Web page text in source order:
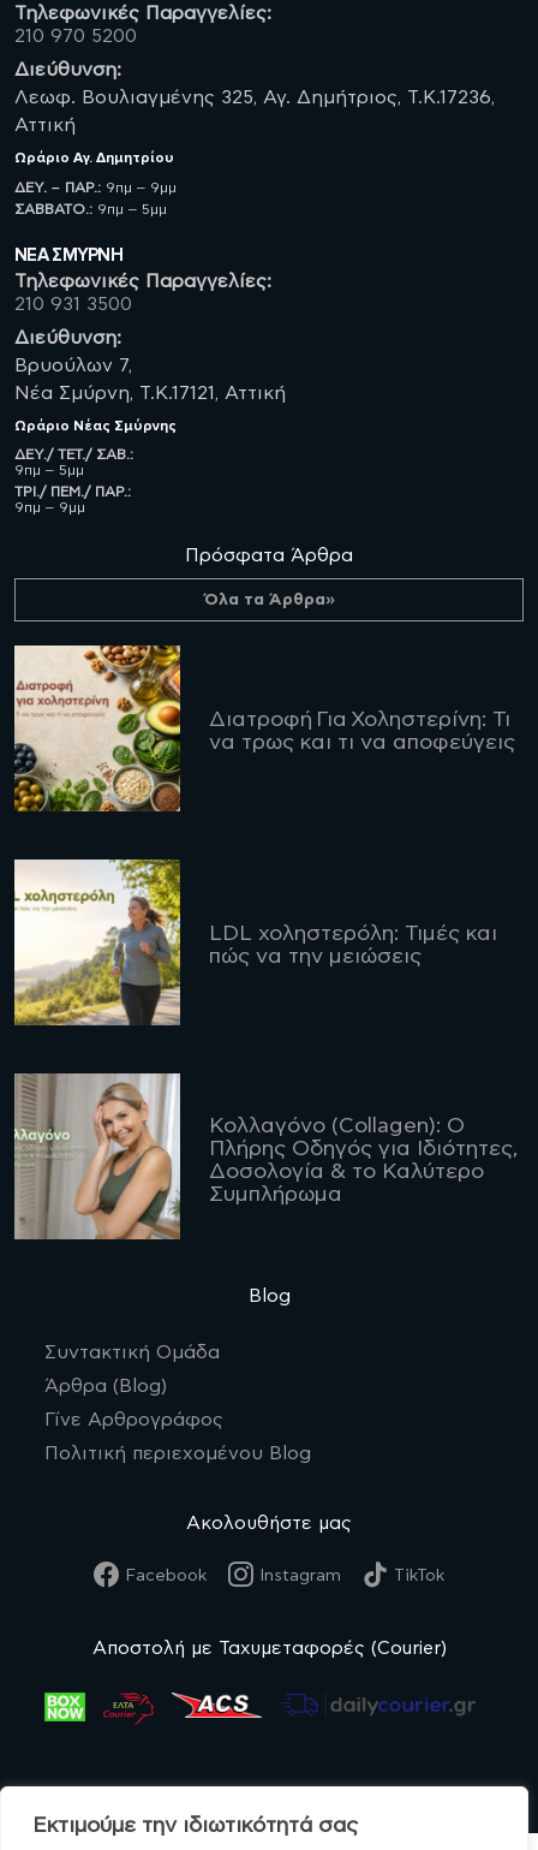
Εκτιμούμε την ιδιωτικότητά σας
Τηλεφωνικές Παραγγελίες:
210 970 5200
Διεύθυνση:
Λεωφ. Βουλιαγμένης 325, Αγ. Δημήτριος, Τ.Κ.17236,
Αττική
Ωράριο Αγ. Δημητρίου
ΔΕΥ. – ΠΑΡ.: 9πμ – 9μμ
ΣΑΒBATO.: 9πμ – 5μμ
ΝΈΑ ΣΜΥΡΝΗ
Τηλεφωνικές Παραγγελίες:
210 931 3500
Διεύθυνση:
Βρυούλων 7,
Νέα Σμύρνη, Τ.Κ.17121, Αττική
Ωράριο Νέας Σμύρνης
ΔΕΥ./ ΤΕΤ./ ΣΑΒ.:
9πμ – 5μμ
ΤΡΙ./ ΠΕΜ./ ΠΑΡ.:
9πμ – 9μμ
Πρόσφατα Άρθρα
Όλα τα Άρθρα»
Διατροφή Για Χοληστερίνη: Τι
να τρως και τι να αποφεύγεις
LDL χοληστερόλη: Τιμές και
πώς να την μειώσεις
Κολλαγόνο (Collagen): Ο
Πλήρης Οδηγός για Ιδιότητες,
Δοσολογία & το Καλύτερο
Συμπλήρωμα
Blog
Συντακτική Ομάδα
Άρθρα (Blog)
Γίνε Αρθρογράφος
Πολιτική περιεχομένου Blog
Ακολουθήστε μας
Facebook Instagram TikTok
Αποστολή με Ταχυμεταφορές (Courier)